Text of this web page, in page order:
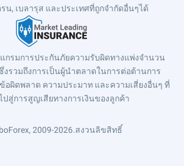
น, เบลารุส และประเทศที่ถูกจำกัดอื่นๆได้
แกรมการประกันภัยความรับผิดทางแพ่งจำนวน
ซึ่งรวมถึงการเป็นผู้นำตลาดในการต่อต้านการ
อผิดพลาด ความประมาท และความเสี่ยงอื่นๆ ที่
ปสู่การสูญเสียทางการเงินของลูกค้า
2009-2026.สงวนลิขสิทธิ์